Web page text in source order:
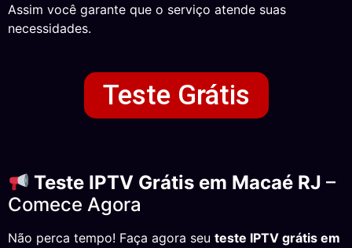
Assim você garante que o serviço atende suas
necessidades.
Teste Grátis
Teste IPTV Grátis em Macaé RJ –
Comece Agora
Não perca tempo! Faça agora seu teste IPTV grátis em